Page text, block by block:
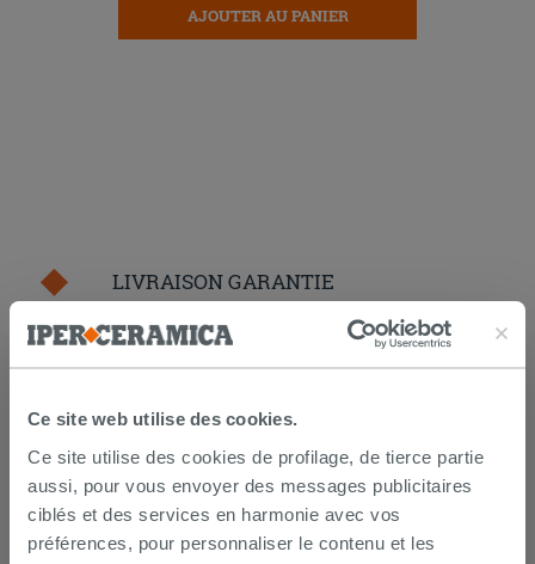
Ce site web utilise des cookies.
Ce site utilise des cookies de profilage, de tierce partie
aussi, pour vous envoyer des messages publicitaires
ciblés et des services en harmonie avec vos
préférences, pour personnaliser le contenu et les
AJOUTER AU PANIER
LIVRAISON GARANTIE
Votre commande seralivrée chez vous en 15 jours
Les échantillons sont habituellement livrés en
IPERCERAMICA collabore depuis de nombreuses
années avec les plus grands spécialistes des
transports internationauxet l'expédition des produits
est suivie par tracking.
Pour en savoir plus consultez la rubrique délais et